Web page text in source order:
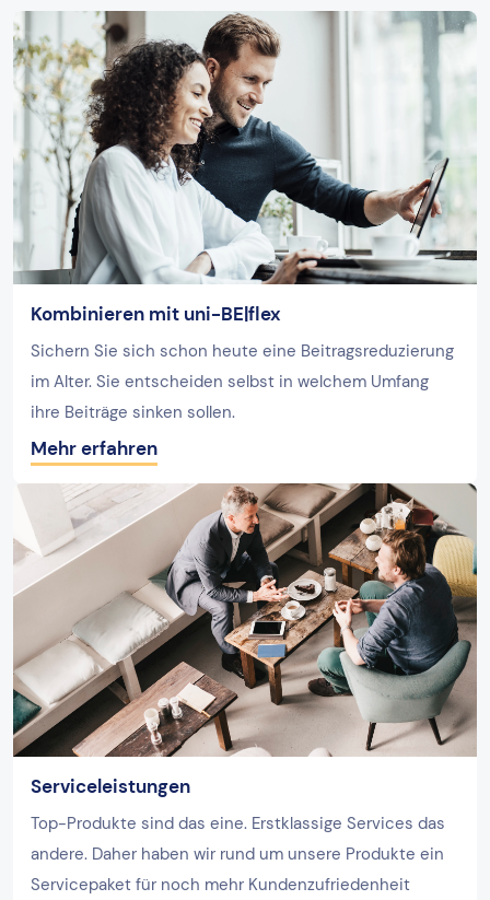
Kombinieren mit uni-BE|flex
Sichern Sie sich schon heute eine Beitragsreduzierung
im Alter. Sie entscheiden selbst in welchem Umfang
ihre Beiträge sinken sollen.
Mehr erfahren
Serviceleistungen
Top-Produkte sind das eine. Erstklassige Services das
andere. Daher haben wir rund um unsere Produkte ein
Servicepaket für noch mehr Kundenzufriedenheit